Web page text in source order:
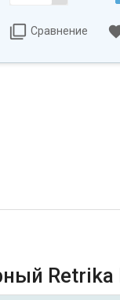
Сравнение
Retrika